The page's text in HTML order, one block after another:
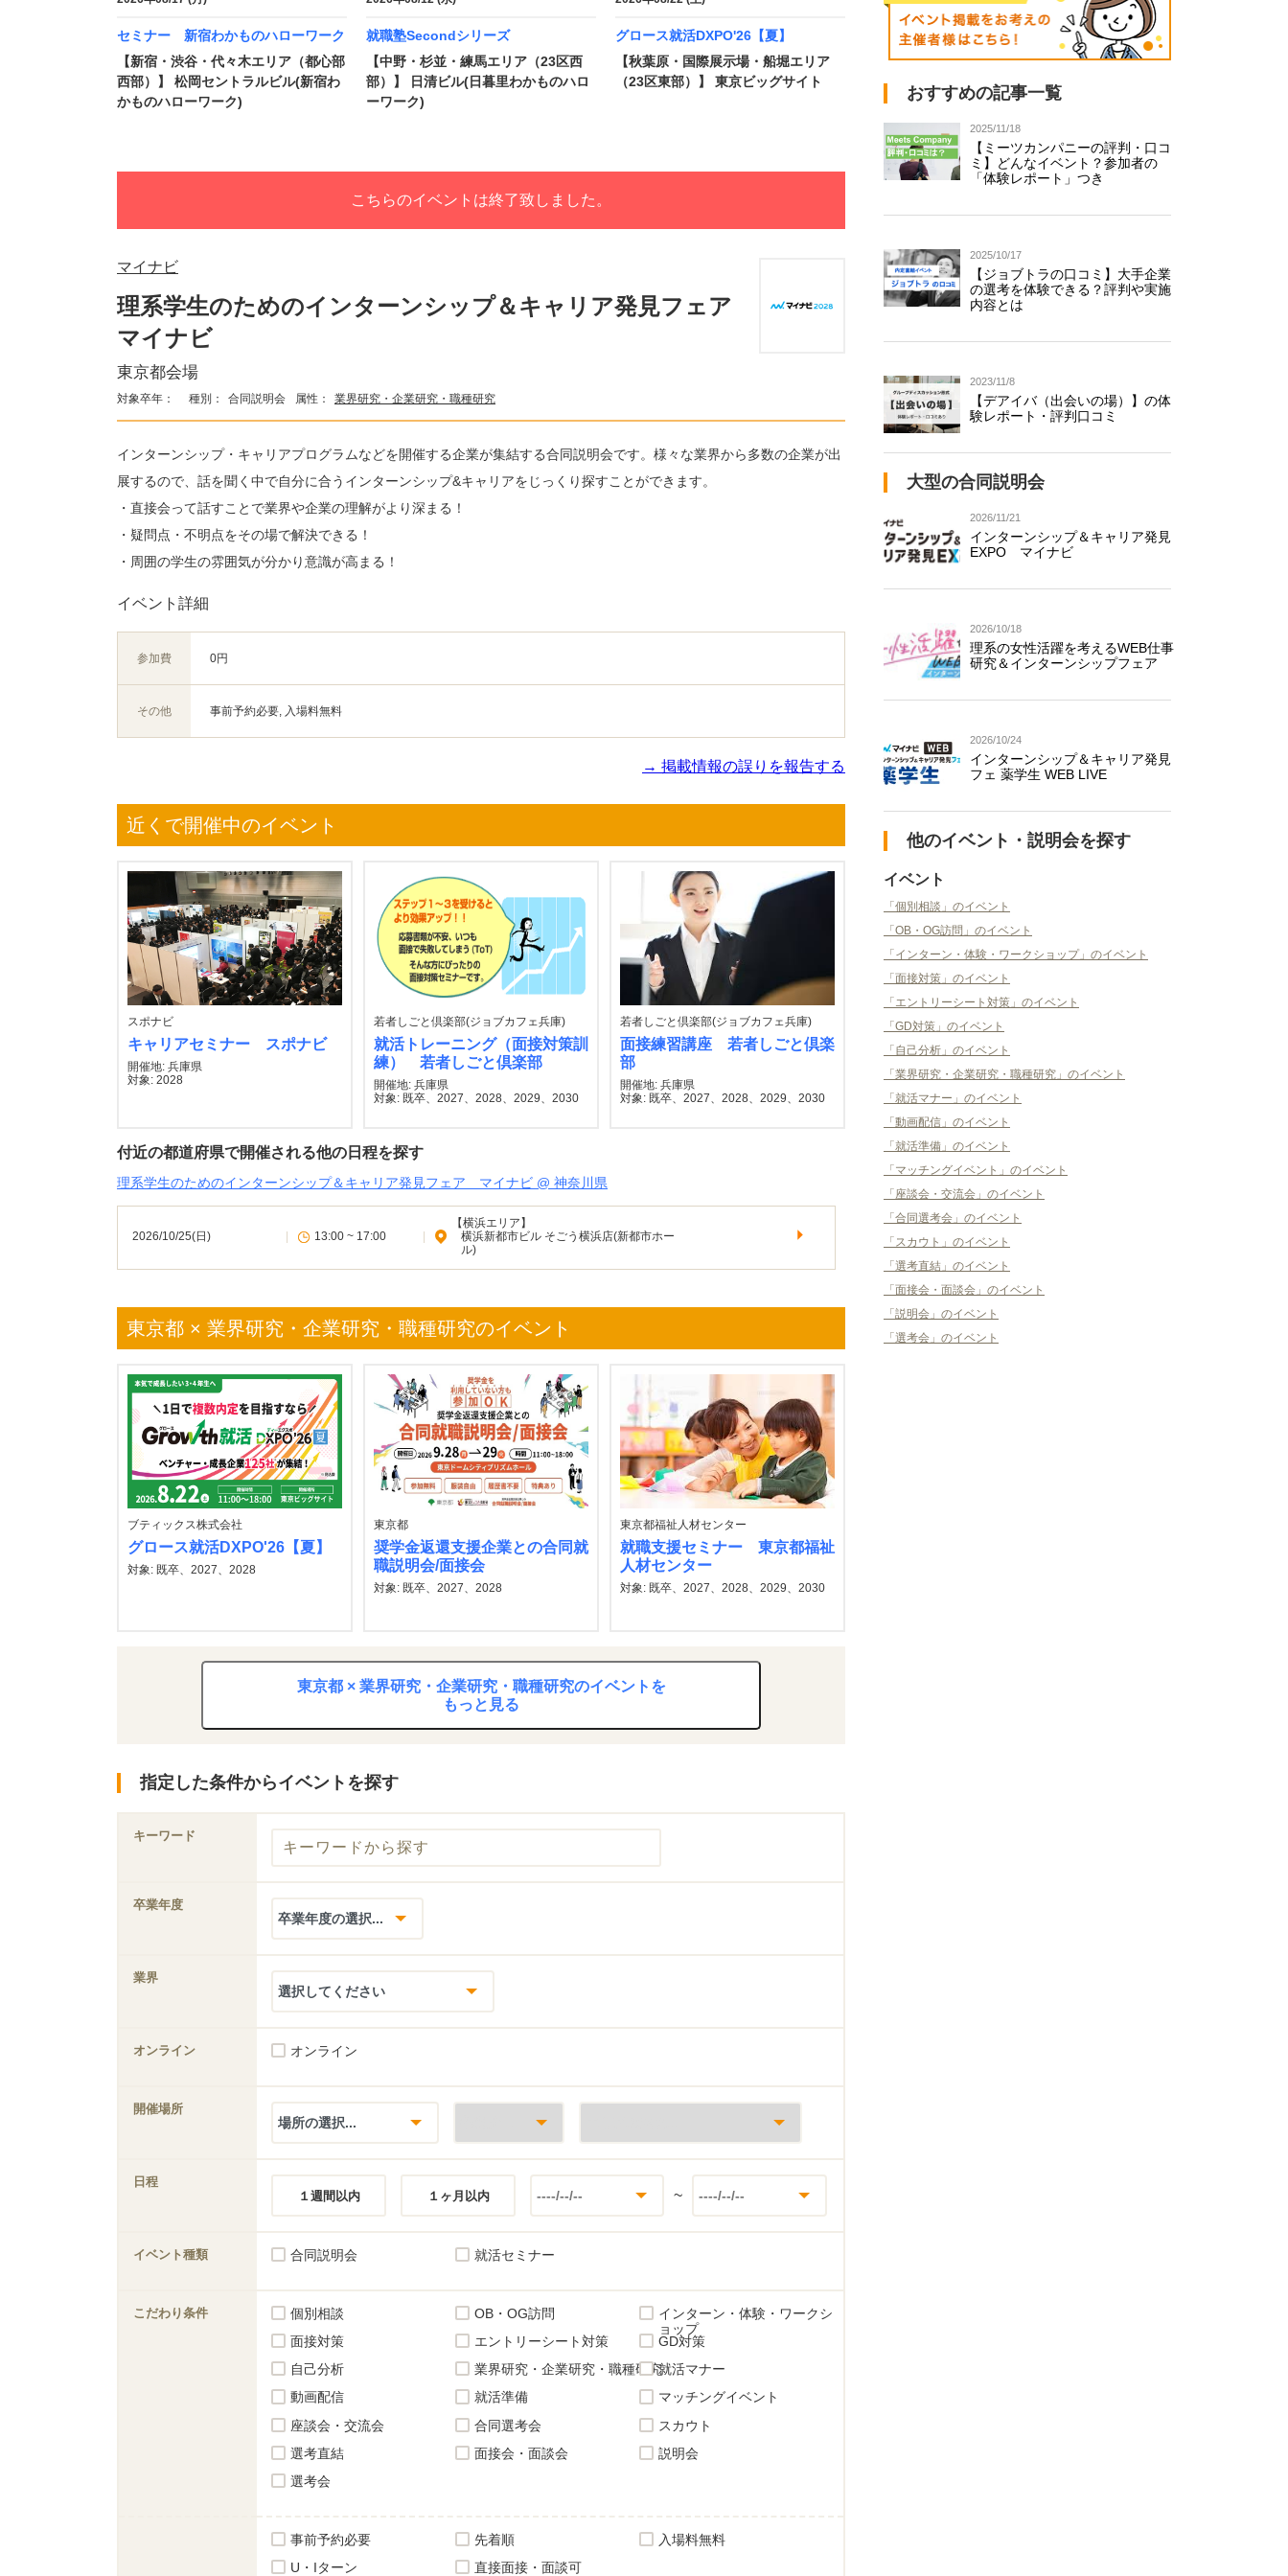
セミナー 新宿わかものハローワーク
【新宿・渋谷・代々木エリア（都心部
西部）】 松岡セントラルビル(新宿わ
かものハローワーク)
就職塾Secondシリーズ
【中野・杉並・練馬エリア（23区西
部）】 日清ビル(日暮里わかものハロ
ーワーク)
グロース就活DXPO'26【夏】
【秋葉原・国際展示場・船堀エリア
（23区東部）】 東京ビッグサイト
こちらのイベントは終了致しました。
マイナビ
理系学生のためのインターンシップ＆キャリア発見フェア
マイナビ
東京都会場
対象卒年： 種別： 合同説明会 属性： 業界研究・企業研究・職種研究
インターンシップ・キャリアプログラムなどを開催する企業が集結する合同説明会です。様々な業界から多数の企業が出
展するので、話を聞く中で自分に合うインターンシップ&キャリアをじっくり探すことができます。
・直接会って話すことで業界や企業の理解がより深まる！
・疑問点・不明点をその場で解決できる！
・周囲の学生の雰囲気が分かり意識が高まる！
イベント詳細
参加費 0円
その他 事前予約必要, 入場料無料
→ 掲載情報の誤りを報告する
近くで開催中のイベント
スポナビ
キャリアセミナー スポナビ
開催地: 兵庫県
対象: 2028
若者しごと倶楽部(ジョブカフェ兵庫)
就活トレーニング（面接対策訓
練） 若者しごと倶楽部
開催地: 兵庫県
対象: 既卒、2027、2028、2029、2030
若者しごと倶楽部(ジョブカフェ兵庫)
面接練習講座 若者しごと倶楽
部
開催地: 兵庫県
対象: 既卒、2027、2028、2029、2030
付近の都道府県で開催される他の日程を探す
理系学生のためのインターンシップ＆キャリア発見フェア マイナビ @ 神奈川県
2026/10/25(日) 13:00 ~ 17:00
【横浜エリア】
横浜新都市ビル そごう横浜店(新都市ホー
ル)
東京都 × 業界研究・企業研究・職種研究のイベント
ブティックス株式会社
グロース就活DXPO'26【夏】
対象: 既卒、2027、2028
東京都
奨学金返還支援企業との合同就
職説明会/面接会
対象: 既卒、2027、2028
東京都福祉人材センター
就職支援セミナー 東京都福祉
人材センター
対象: 既卒、2027、2028、2029、2030
東京都 × 業界研究・企業研究・職種研究のイベントを
もっと見る
指定した条件からイベントを探す
キーワード
卒業年度
業界
オンライン オンライン
開催場所
日程
１週間以内
１ヶ月以内 ~
イベント種類 合同説明会 就活セミナー
こだわり条件 個別相談 OB・OG訪問
インターン・体験・ワークシ
ョップ
面接対策
エントリーシート対策
GD対策
自己分析
業界研究・企業研究・職種研究就活マナー
動画配信
就活準備
マッチングイベント
座談会・交流会
合同選考会
スカウト
選考直結
面接会・面談会
説明会
選考会
事前予約必要 先着順
入場料無料
U・Iターン
直接面接・面談可
おすすめの記事一覧
2025/11/18
【ミーツカンパニーの評判・口コ
ミ】どんなイベント？参加者の
「体験レポート」つき
2025/10/17
【ジョブトラの口コミ】大手企業
の選考を体験できる？評判や実施
内容とは
2023/11/8
【デアイバ（出会いの場）】の体
験レポート・評判口コミ
大型の合同説明会
2026/11/21
インターンシップ＆キャリア発見
EXPO マイナビ
2026/10/18
理系の女性活躍を考えるWEB仕事
研究＆インターンシップフェア
2026/10/24
インターンシップ＆キャリア発見
フェ 薬学生 WEB LIVE
他のイベント・説明会を探す
イベント
「個別相談」のイベント
「OB・OG訪問」のイベント
「インターン・体験・ワークショップ」のイベント
「面接対策」のイベント
「エントリーシート対策」のイベント
「GD対策」のイベント
「自己分析」のイベント
「業界研究・企業研究・職種研究」のイベント
「就活マナー」のイベント
「動画配信」のイベント
「就活準備」のイベント
「マッチングイベント」のイベント
「座談会・交流会」のイベント
「合同選考会」のイベント
「スカウト」のイベント
「選考直結」のイベント
「面接会・面談会」のイベント
「説明会」のイベント
「選考会」のイベント